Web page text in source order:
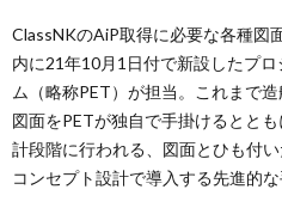
ClassNKのAiP取得に必要な各種図
内に21年10月1日付で新設したプ
ム（略称PET）が担当。これまで
図面をPETが独自で手掛けるとと
計段階に行われる、図面とひも付
コンセプト設計で導入する先進的な